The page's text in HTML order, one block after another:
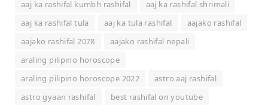
aaj ka rashifal kumbh rashifal
aaj ka rashifal shrimali
aaj ka rashifal tula
aaj ka tula rashifal
aajako rashifal
aajako rashifal 2078
aajako rashifal nepali
araling pilipino horoscope
araling pilipino horoscope 2022
astro aaj rashifal
astro gyaan rashifal
best rashifal on youtube